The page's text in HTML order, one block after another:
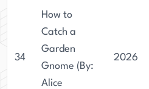
34
How to
Catch a
Garden
Gnome (By:
Alice
2026